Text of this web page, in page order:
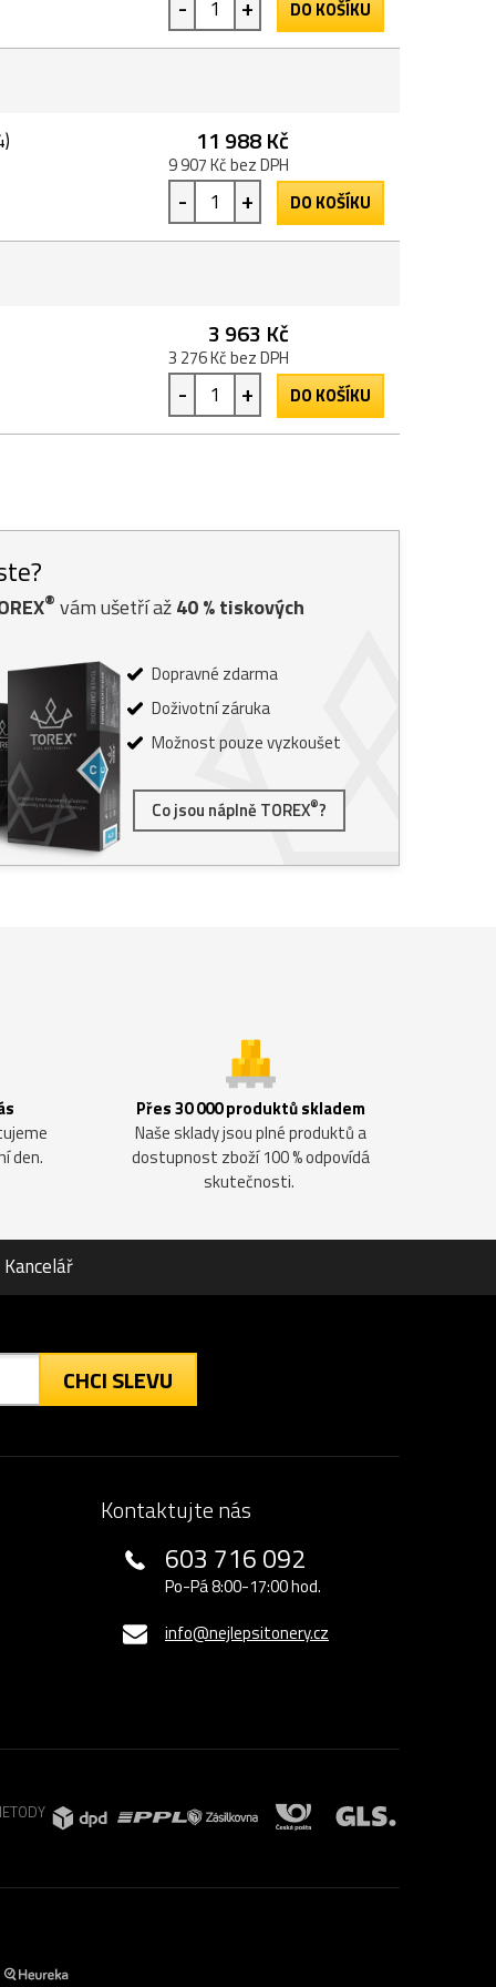
- + DO KOŠÍKU
11 988 Kč
9 907 Kč bez DPH
- + DO KOŠÍKU
3 963 Kč
3 276 Kč bez DPH
- + DO KOŠÍKU
® vám ušetří až40% tiskových
Dopravné zdarma
Doživotní záruka
Možnost pouze vyzkoušet
Co jsou náplně TOREX®?
den.
Přes 30 000 produktů skladem
Naše sklady jsou plné produktů a
dostupnost zboží 100 % odpovídá
skutečnosti.
Kancelář
CHCI SLEVU
Kontaktujte nás
603 716 092
Po-Pá 8:00-17:00 hod.
info@nejlepsitonery.cz